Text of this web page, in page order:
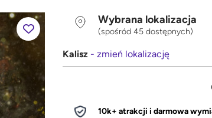
Wybrana lokalizacja
(spośród 45 dostępnych)
Kalisz - zmień lokalizację
10k+ atrakcji i darmowa